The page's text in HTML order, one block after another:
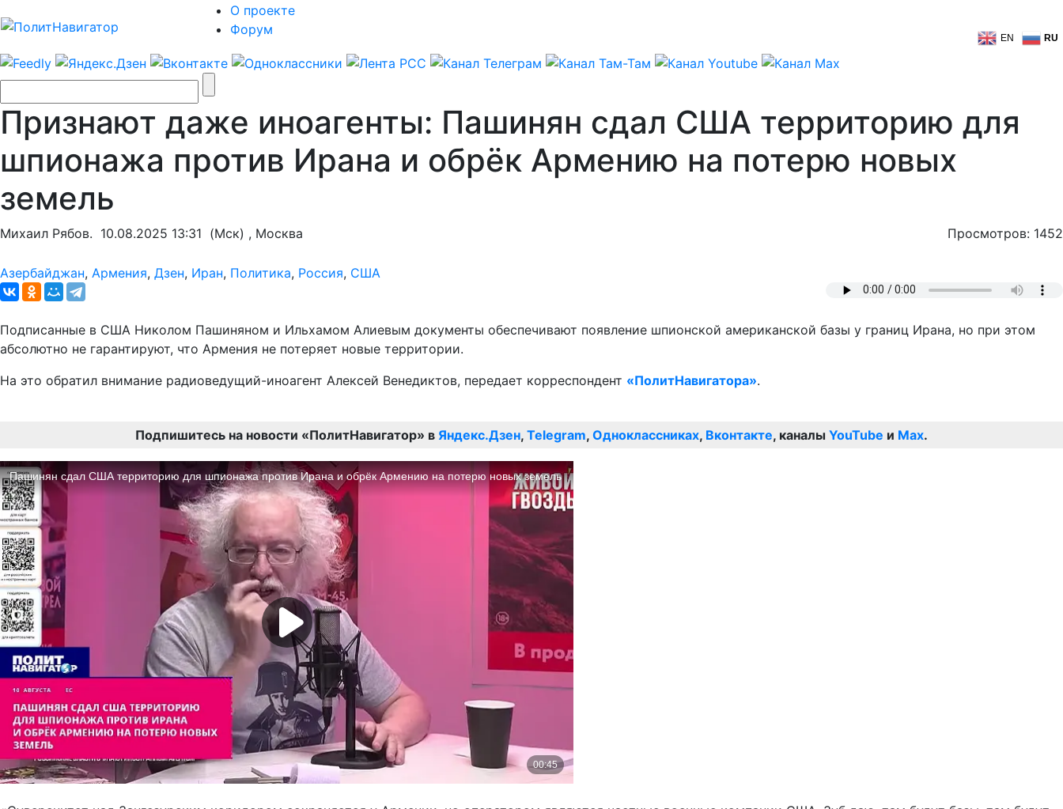
О проекте
Форум
EN RU
Признают даже иноагенты: Пашинян сдал США территорию для
шпионажа против Ирана и обрёк Армению на потерю новых
земель
Михаил Рябов. 10.08.2025 13:31 (Мск) , Москва Просмотров: 1452
Азербайджан, Армения, Дзен, Иран, Политика, Россия, США
Подписанные в США Николом Пашиняном и Ильхамом Алиевым документы обеспечивают появление шпионской американской базы у границ Ирана, но при этом
абсолютно не гарантируют, что Армения не потеряет новые территории.
На это обратил внимание радиоведущий-иноагент Алексей Венедиктов, передает корреспондент «ПолитНавигатора».
Подпишитесь на новости «ПолитНавигатор» в Яндекс.Дзен, Telegram, Одноклассниках, Вконтакте, каналы YouTube и Max.